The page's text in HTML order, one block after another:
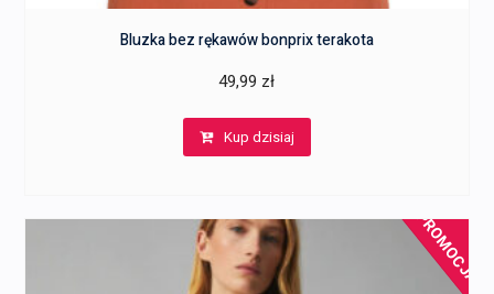
Bluzka bez rękawów bonprix terakota
49,99 zł
Kup dzisiaj
PROMOCJA!